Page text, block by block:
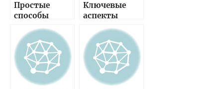
методы
целостность
— пошаговая
инструкция
Простые
способы
добавить
подпись или
печать на PDF
без лишних
трудностей
Ключевые
аспекты
оценки
качества
печати
принтера —
подробные
рекомендаци